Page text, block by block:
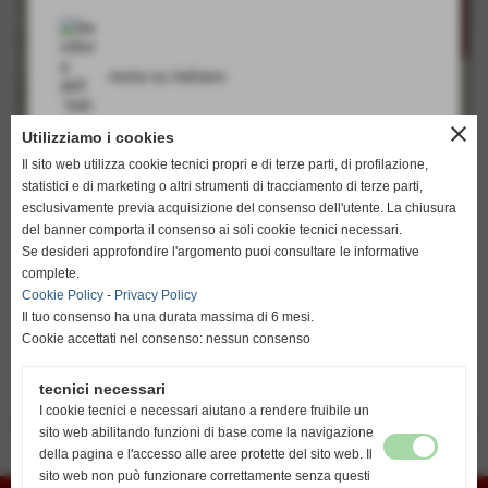
Summer Camp
<< precedente
Union Vis ssdrl
resta su italiano
go to english
http://www.unionvislendinara.it
close
Utilizziamo i cookies
Il sito web utilizza cookie tecnici propri e di terze parti, di profilazione,
statistici e di marketing o altri strumenti di tracciamento di terze parti,
esclusivamente previa acquisizione del consenso dell'utente. La chiusura
del banner comporta il consenso ai soli cookie tecnici necessari.
Se desideri approfondire l'argomento puoi consultare le informative
complete.
Cookie Policy - Privacy Policy
Il tuo consenso ha una durata massima di 6 mesi.
Cookie accettati nel consenso: nessun consenso
tecnici necessari
I cookie tecnici e necessari aiutano a rendere fruibile un
sito web abilitando funzioni di base come la navigazione
della pagina e l'accesso alle aree protette del sito web. Il
sito web non può funzionare correttamente senza questi